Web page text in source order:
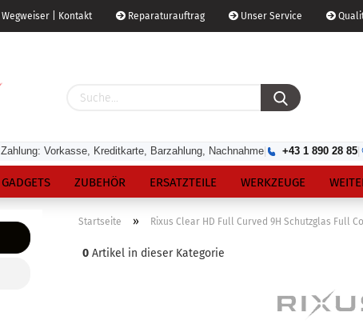
Wegweiser | Kontakt Reparaturauftrag Unser Service
Zahlung: Vorkasse, Kreditkarte, Barzahlung, Nachnahme +43 1 890 28 85
GADGETS ZUBEHÖR ERSATZTEILE WERKZEUGE
Startseite » Rixus Clear HD Full Curved 9H Schutzglas Full
0 Artikel in dieser Kategorie